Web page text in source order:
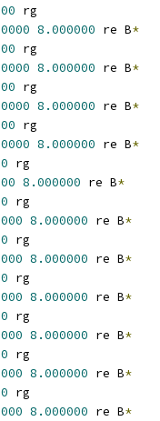
rg
8.000000 re B*
rg
8.000000 re B*
rg
8.000000 re B*
rg
8.000000 re B*
rg
8.000000 re B*
rg
8.000000 re B*
rg
8.000000 re B*
rg
8.000000 re B*
rg
8.000000 re B*
rg
8.000000 re B*
rg
8.000000 re B*